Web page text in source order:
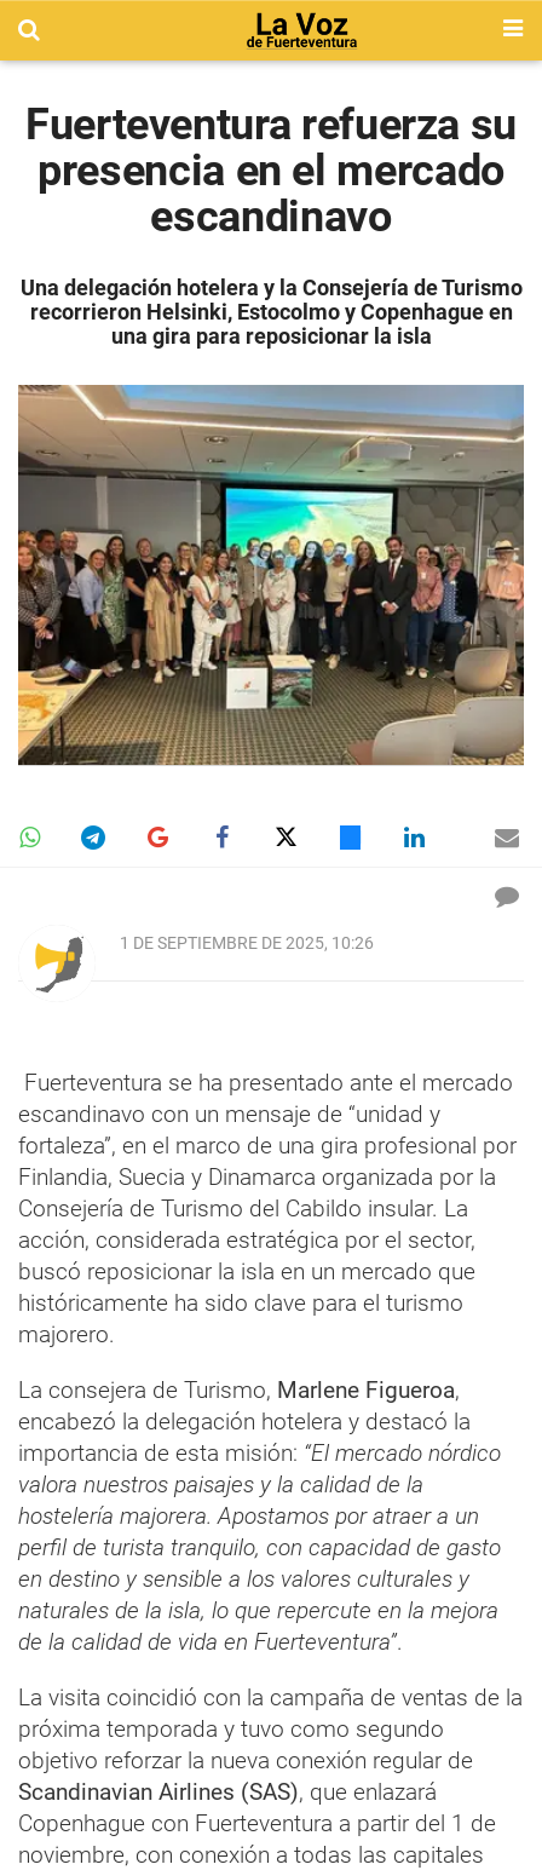
Fuerteventura refuerza su
presencia en el mercado
escandinavo
Una delegación hotelera y la Consejería de Turismo
recorrieron Helsinki, Estocolmo y Copenhague en
una gira para reposicionar la isla
1 DE SEPTIEMBRE DE 2025, 10:26
Fuerteventura se ha presentado ante el mercado
escandinavo con un mensaje de “unidad y
fortaleza”, en el marco de una gira profesional por
Finlandia, Suecia y Dinamarca organizada por la
Consejería de Turismo del Cabildo insular. La
acción, considerada estratégica por el sector,
buscó reposicionar la isla en un mercado que
históricamente ha sido clave para el turismo
majorero.
La consejera de Turismo, Marlene Figueroa,
encabezó la delegación hotelera y destacó la
importancia de esta misión: “El mercado nórdico
valora nuestros paisajes y la calidad de la
hostelería majorera. Apostamos por atraer a un
perfil de turista tranquilo, con capacidad de gasto
en destino y sensible a los valores culturales y
naturales de la isla, lo que repercute en la mejora
de la calidad de vida en Fuerteventura”.
La visita coincidió con la campaña de ventas de la
próxima temporada y tuvo como segundo
objetivo reforzar la nueva conexión regular de
Scandinavian Airlines (SAS), que enlazará
Copenhague con Fuerteventura a partir del 1 de
noviembre, con conexión a todas las capitales